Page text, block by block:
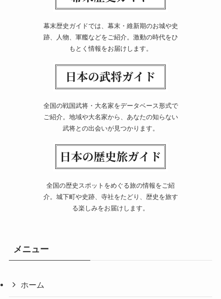
幕末歴史ガイドでは、幕末・維新期のお城や史
跡、人物、軍艦などをご紹介。激動の時代をひ
もとく情報をお届けします。
全国の戦国武将・大名家をデータベース形式で
ご紹介。地域や大名家から、あなたの知らない
武将との出会いが見つかります。
全国の歴史スポットをめぐる旅の情報をご紹
介。城下町や史跡、寺社をたどり、歴史を旅す
る楽しみをお届けします。
メニュー
ホーム